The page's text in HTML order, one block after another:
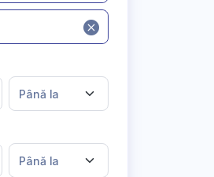
Până la
Până la